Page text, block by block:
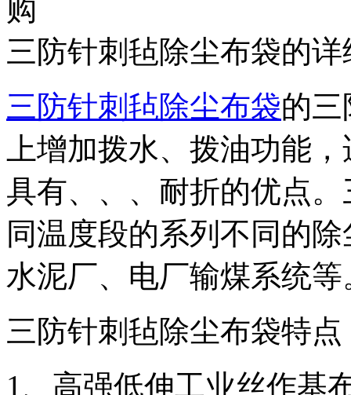
三防针刺毡除尘布袋的
三防针刺毡除尘布袋的
上增加拨水、拨油功能
具有、、、耐折的优点
同温度段的系列不同的
水泥厂、电厂输煤系统等
三防针刺毡除尘布袋特点
1、高强低伸工业丝作基